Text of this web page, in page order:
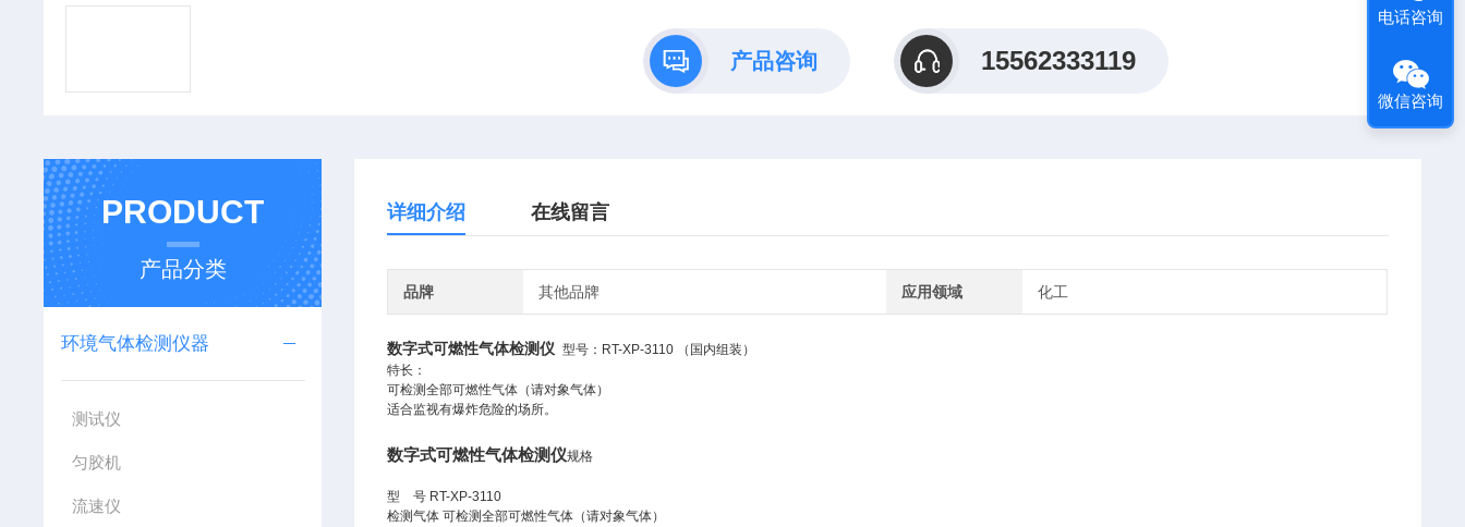
产品咨询 15562333119
PRODUCT
产品分类
环境气体检测仪器
测试仪
匀胶机
流速仪
详细介绍 在线留言
品牌 其他品牌 应用领域 化工
数字式可燃性气体检测仪 型号：RT-XP-3110 （国内组装）
特长：
可检测全部可燃性气体（请对象气体）
适合监视有爆炸危险的场所。
数字式可燃性气体检测仪规格
型 号 RT-XP-3110
检测气体 可检测全部可燃性气体（请对象气体）
电话咨询
微信咨询